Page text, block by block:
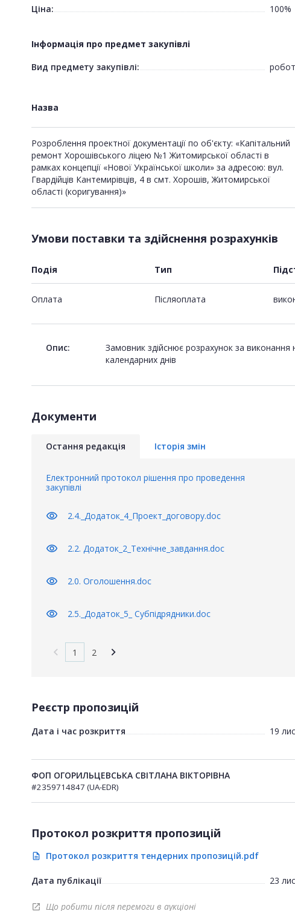
Ціна:
100%
Інформація про предмет закупівлі
Вид предмету закупівлі:
Назва
Розроблення проектної документації по об'єкту: «Капітальний
ремонт Хорошівського ліцею №1 Житомирської області в
рамках концепції «Нової Української школи» за адресою: вул.
Гвардійців Кантемирівців, 4 в смт. Хорошів, Житомирської
області (коригування)»
Умови поставки та здійснення розрахунків
Подія Тип
Оплата Пiсляоплата
Опис:
Замовник здійснює розрахунок за
календарних днів
Документи
Остання редакція Історія змін
Електронний протокол рішення про проведення
закупівлі
visibility 2.4._Додаток_4_Проект_договору.doc
visibility 2.2. Додаток_2_Технiчне_завдання.doc
visibility 2.0. Оголошення.doc
visibility 2.5._Додаток_5_ Субпідрядники.doc
1 2
Реєстр пропозицій
Дата і час розкриття 19
ФОП ОГОРИЛЬЦЕВСЬКА СВІТЛАНА ВІКТОРІВНА
#2359714847 (UA-EDR)
Протокол розкриття пропозицій
description Протокол розкриття тендерних пропозицій.pdf
Дата публікації 23
open_in_new Що робити після перемоги в аукціоні